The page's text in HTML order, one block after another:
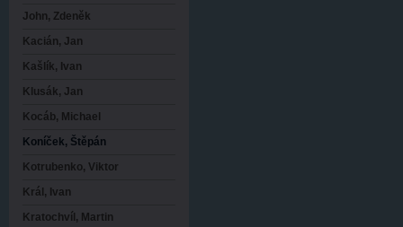
John, Zdeněk
Kacián, Jan
Kašlík, Ivan
Klusák, Jan
Kocáb, Michael
Koníček, Štěpán
Kotrubenko, Viktor
Král, Ivan
Kratochvíl, Martin